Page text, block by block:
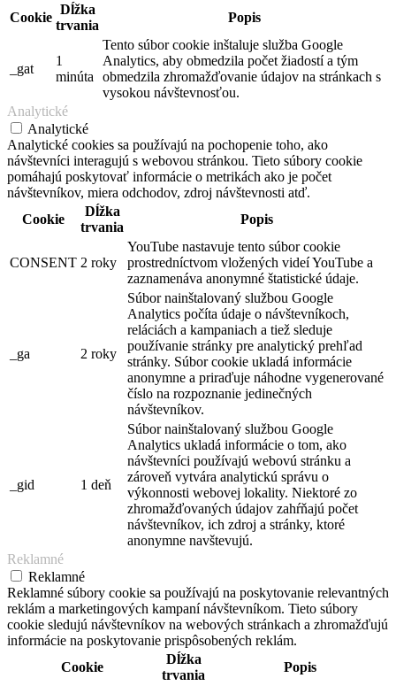
Cookie
Dĺžka
trvania
Popis
_gat
1
minúta
Tento súbor cookie inštaluje služba Google
Analytics, aby obmedzila počet žiadostí a tým
obmedzila zhromažďovanie údajov na stránkach s
vysokou návštevnosťou.
Analytické
Analytické
Analytické cookies sa používajú na pochopenie toho, ako
návštevníci interagujú s webovou stránkou. Tieto súbory cookie
pomáhajú poskytovať informácie o metrikách ako je počet
návštevníkov, miera odchodov, zdroj návštevnosti atď.
Cookie
Dĺžka
trvania
Popis
CONSENT 2 roky
YouTube nastavuje tento súbor cookie
prostredníctvom vložených videí YouTube a
zaznamenáva anonymné štatistické údaje.
_ga 2 roky
Súbor nainštalovaný službou Google
Analytics počíta údaje o návštevníkoch,
reláciách a kampaniach a tiež sleduje
používanie stránky pre analytický prehľad
stránky. Súbor cookie ukladá informácie
anonymne a priraďuje náhodne vygenerované
číslo na rozpoznanie jedinečných
návštevníkov.
_gid 1 deň
Súbor nainštalovaný službou Google
Analytics ukladá informácie o tom, ako
návštevníci používajú webovú stránku a
zároveň vytvára analytickú správu o
výkonnosti webovej lokality. Niektoré zo
zhromažďovaných údajov zahŕňajú počet
návštevníkov, ich zdroj a stránky, ktoré
anonymne navštevujú.
Reklamné
Reklamné
Reklamné súbory cookie sa používajú na poskytovanie relevantných
reklám a marketingových kampaní návštevníkom. Tieto súbory
cookie sledujú návštevníkov na webových stránkach a zhromažďujú
informácie na poskytovanie prispôsobených reklám.
Cookie
Dĺžka
trvania
Popis